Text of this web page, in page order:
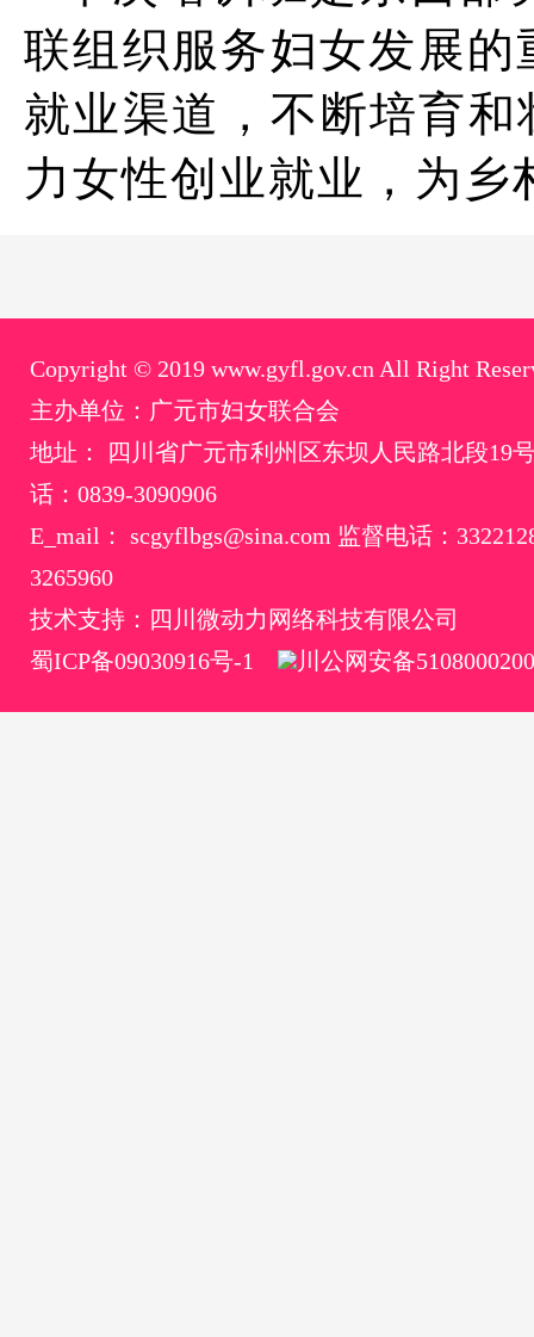
联组织服务妇女发展
就业渠道，不断培育
力女性创业就业，为
Copyright © 2019 www.gyfl.gov.cn All Right
主办单位：广元市妇女联合会
地址： 四川省广元市利州区东坝人民路北段
话：0839-3090906
E_mail： scgyflbgs@sina.com 监督电话：
3265960
技术支持：四川微动力网络科技有限公司
蜀ICP备09030916号-1
川公网安备